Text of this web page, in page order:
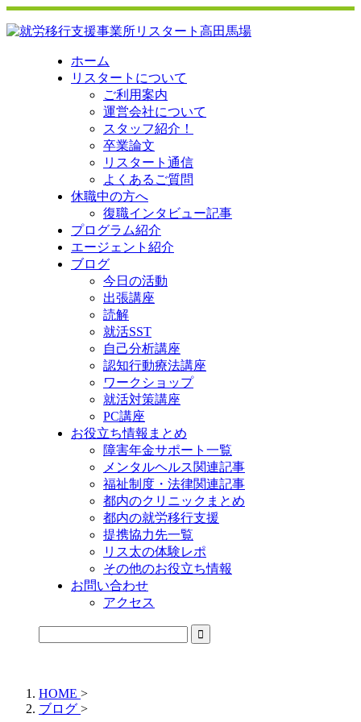
ホーム
リスタートについて
ご利用案内
運営会社について
スタッフ紹介！
卒業論文
リスタート通信
よくあるご質問
休職中の方へ
復職インタビュー記事
プログラム紹介
エージェント紹介
ブログ
今日の活動
出張講座
読解
就活SST
自己分析講座
認知行動療法講座
ワークショップ
就活対策講座
PC講座
お役立ち情報まとめ
障害年金サポート一覧
メンタルヘルス関連記事
福祉制度・法律関連記事
都内のクリニックまとめ
都内の就労移行支援
提携協力先一覧
リス太の体験レポ
その他のお役立ち情報
お問い合わせ
アクセス
HOME >
ブログ >